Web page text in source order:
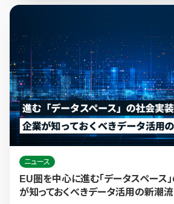
ニュース
EU圏を中心に進む「データスペー
が知っておくべきデータ活用の新潮流